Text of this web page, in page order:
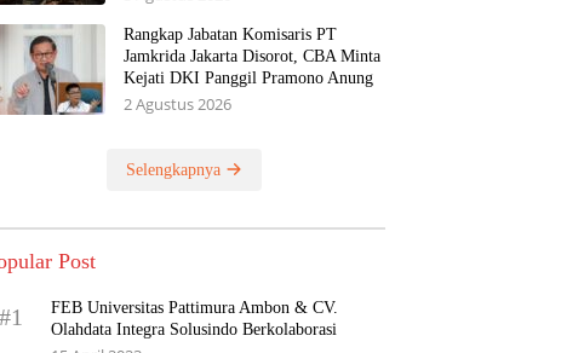
Rangkap Jabatan Komisaris PT
Jamkrida Jakarta Disorot, CBA Minta
Kejati DKI Panggil Pramono Anung
2 Agustus 2026
Selengkapnya
Post
#1
FEB Universitas Pattimura Ambon & CV.
Olahdata Integra Solusindo Berkolaborasi